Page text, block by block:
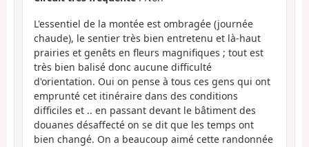
L'essentiel de la montée est ombragée (journée
chaude), le sentier très bien entretenu et là-haut
prairies et genêts en fleurs magnifiques ; tout est
très bien balisé donc aucune difficulté
d'orientation. Oui on pense à tous ces gens qui ont
emprunté cet itinéraire dans des conditions
difficiles et .. en passant devant le bâtiment des
douanes désaffecté on se dit que les temps ont
bien changé. On a beaucoup aimé cette randonnée